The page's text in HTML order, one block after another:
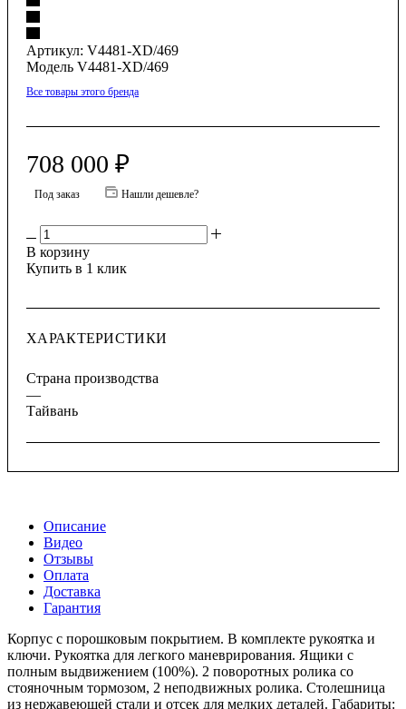
Артикул: V4481-XD/469
Модель V4481-XD/469
Все товары этого бренда
708 000 ₽
Под заказ Нашли дешевле?
В корзину
Купить в 1 клик
ХАРАКТЕРИСТИКИ
Страна производства
—
Тайвань
Описание
Видео
Отзывы
Оплата
Доставка
Гарантия
Корпус с порошковым покрытием. В комплекте рукоятка и
ключи. Рукоятка для легкого маневрирования. Ящики с
полным выдвижением (100%). 2 поворотных ролика со
стояночным тормозом, 2 неподвижных ролика. Столешница
из нержавеющей стали и отсек для мелких деталей. Габариты: